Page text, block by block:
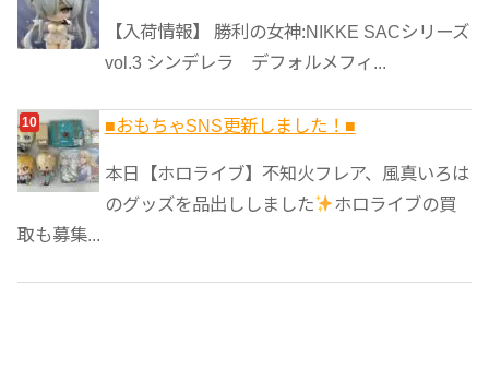
【入荷情報】 勝利の女神:NIKKE SACシリーズ
vol.3 シンデレラ デフォルメフィ...
■おもちゃSNS更新しました！■
本日【ホロライブ】不知火フレア、風真いろは
のグッズを品出ししました
ホロライブの買
取も募集...